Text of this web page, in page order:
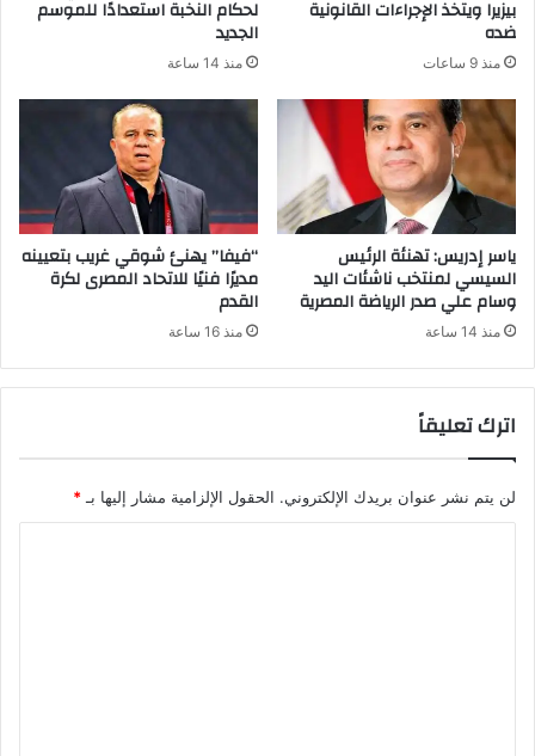
بيزيرا ويتخذ الإجراءات القانونية
ضده
منذ 9 ساعات
لحكام النخبة استعدادًا للموسم
الجديد
منذ 14 ساعة
ياسر إدريس: تهنئة الرئيس
السيسي لمنتخب ناشئات اليد
وسام علي صدر الرياضة المصرية
منذ 14 ساعة
“فيفا” يهنئ شوقي غريب بتعيينه
مديرًا فنيًا للاتحاد المصرى لكرة
القدم
منذ 16 ساعة
اترك تعليقاً
لن يتم نشر عنوان بريدك الإلكتروني. الحقول الإلزامية مشار إليها بـ *